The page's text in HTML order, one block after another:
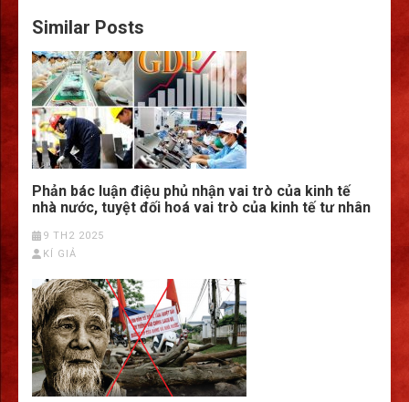
Similar Posts
Phản bác luận điệu phủ nhận vai trò của kinh tế
nhà nước, tuyệt đối hoá vai trò của kinh tế tư nhân
9 TH2 2025
KÍ GIẢ